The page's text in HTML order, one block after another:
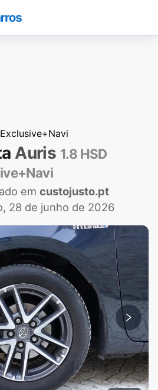
Auris 1.8 HSD
em custojusto.pt
28 de junho de 2026